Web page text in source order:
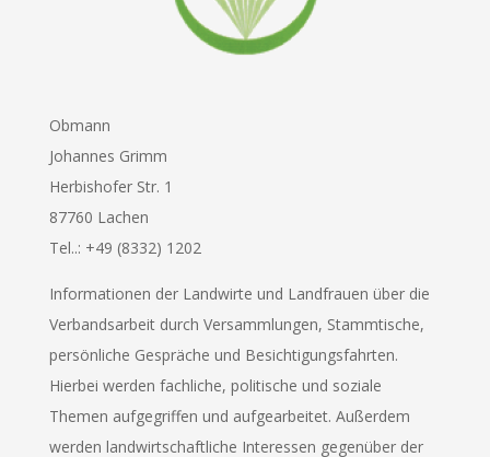
Obmann
Johannes Grimm
Herbishofer Str. 1
87760 Lachen
Tel..: +49 (8332) 1202
Informationen der Landwirte und Landfrauen über die
Verbandsarbeit durch Versammlungen, Stammtische,
persönliche Gespräche und Besichtigungsfahrten.
Hierbei werden fachliche, politische und soziale
Themen aufgegriffen und aufgearbeitet. Außerdem
werden landwirtschaftliche Interessen gegenüber der